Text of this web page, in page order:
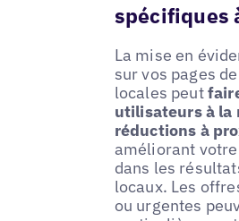
spécifiques
La mise en
sur vos pages
locales peut
utilisateurs à la
réductions à
améliorant
dans les
locaux. Les
ou urgentes